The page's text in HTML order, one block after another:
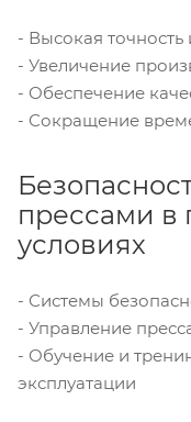
- Высокая точность
- Увеличение
- Обеспечение
- Сокращение
прессами
условиях
- Системы
- Управление
- Обучение и
эксплуатации